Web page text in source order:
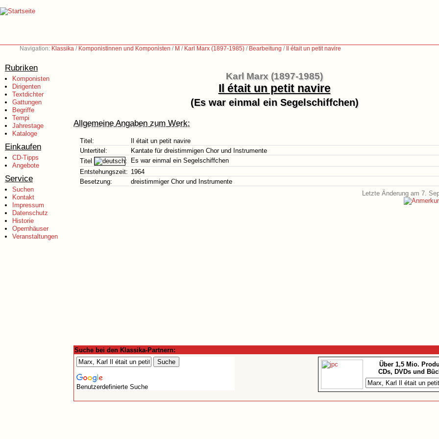
Navigation: Klassika / Komponistinnen und Komponisten / M / Karl Marx (1897-1985) / Bearbeitung / Il était un petit navire
Rubriken
Komponisten
Dirigenten
Textdichter
Gattungen
Begriffe
Tempi
Jahrestage
Kataloge
Einkaufen
CD-Tipps
Angebote
Service
Suchen
Kontakt
Impressum
Datenschutz
Historie
Opernhäuser
Veranstaltungen
Karl Marx (1897-1985)
Il était un petit navire
(Es war einmal ein Segelschiffchen)
Allgemeine Angaben zum Werk:
Titel:
Il était un petit navire
Untertitel:
Kantate für dreistimmigen Chor und Instrumente
Titel
:
Es war einmal ein Segelschiffchen
Entstehungszeit: 1964
Besetzung:
dreistimmiger Chor und Instrumente
Letzte Änderung am 7.
Suche bei den Klassika-Partnern:
Benutzerdefinierte Suche
Über 1,5 Mio.
CDs, DVDs und